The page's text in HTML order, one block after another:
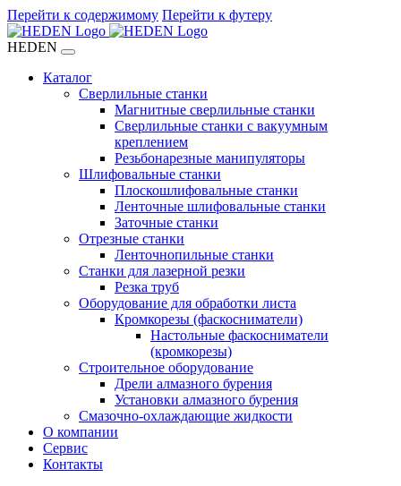
Перейти к содержимому Перейти к футеру
HEDEN
Каталог
Сверлильные станки
Магнитные сверлильные станки
Сверлильные станки с вакуумным
креплением
Резьбонарезные манипуляторы
Шлифовальные станки
Плоскошлифовальные станки
Ленточные шлифовальные станки
Заточные станки
Отрезные станки
Ленточнопильные станки
Станки для лазерной резки
Резка труб
Оборудование для обработки листа
Кромкорезы (фаскосниматели)
Настольные фаскосниматели
(кромкорезы)
Строительное оборудование
Дрели алмазного бурения
Установки алмазного бурения
Смазочно-охлаждающие жидкости
О компании
Сервис
Контакты